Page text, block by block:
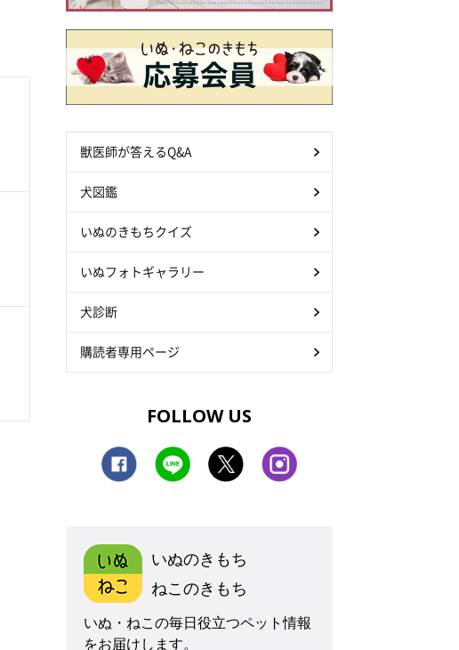
獣医師が答えるQ&A
犬図鑑
いぬのきもちクイズ
いぬフォトギャラリー
犬診断
購読者専用ページ
FOLLOW US
いぬのきもち
ねこのきもち
いぬ・ねこの毎日役立つペット情報
をお届けします。